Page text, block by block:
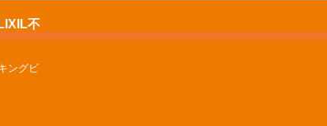
不
ングビ